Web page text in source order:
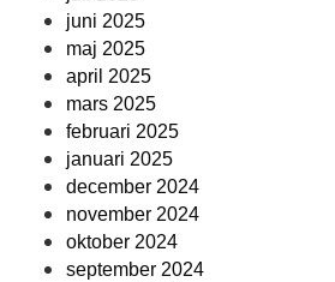
juni 2025
maj 2025
april 2025
mars 2025
februari 2025
januari 2025
december 2024
november 2024
oktober 2024
september 2024